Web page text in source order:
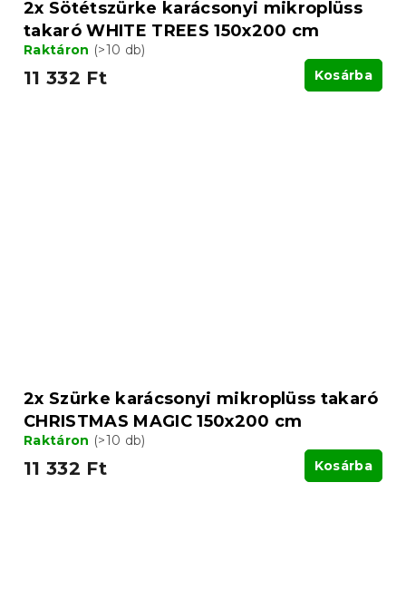
2x Sötétszürke karácsonyi mikroplüss
takaró WHITE TREES 150x200 cm
Raktáron (>10 db)
11 332 Ft Kosárba
2x Szürke karácsonyi mikroplüss takaró
CHRISTMAS MAGIC 150x200 cm
Raktáron (>10 db)
11 332 Ft Kosárba